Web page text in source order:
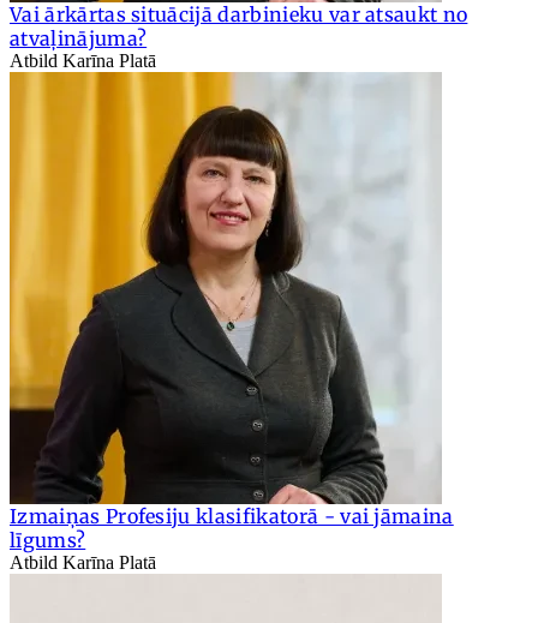
Vai ārkārtas situācijā darbinieku var atsaukt no
atvaļinājuma?
Atbild Karīna Platā
Izmaiņas Profesiju klasifikatorā - vai jāmaina
līgums?
Atbild Karīna Platā